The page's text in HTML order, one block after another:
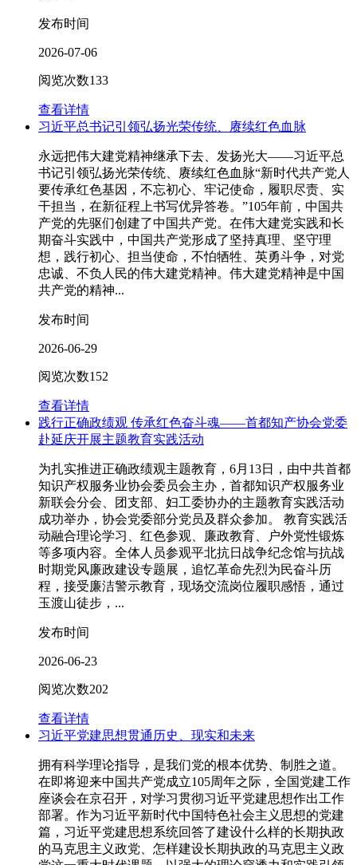
发布时间
2026-07-06
阅览次数133
查看详情
习近平总书记引领弘扬光荣传统、赓续红色血脉
永远把伟大建党精神继承下去、发扬光大——习近平总
书记引领弘扬光荣传统、赓续红色血脉“新时代共产党人
要传承红色基因，不忘初心、牢记使命，履职尽责、实
干担当，在新征程上书写优异答卷。”105年前，中国共
产党的先驱们创建了中国共产党。在伟大建党实践和长
期奋斗实践中，中国共产党形成了坚持真理、坚守理
想，践行初心、担当使命，不怕牺牲、英勇斗争，对党
忠诚、不负人民的伟大建党精神。伟大建党精神是中国
共产党的精神...
发布时间
2026-06-29
阅览次数152
查看详情
践行正确政绩观 传承红色奋斗魂——首都知产协会党委
赴延庆开展主题教育实践活动
为扎实推进正确政绩观主题教育，6月13日，由中共首都
知识产权服务业协会委员会主办，首都知识产权服务业
新联会分会、团支部、妇工委协办的主题教育实践活动
成功举办，协会党委部分党员及群众参加。 教育实践活
动融合理论学习、红色参观、廉政教育、户外党性锻炼
等多项内容。全体人员参观平北抗日战争纪念馆与抗战
时期党风廉政建设专题展，追忆革命先烈为民奋斗历
程，接受廉洁警示教育，现场交流岗位履职感悟，通过
玉渡山徒步，...
发布时间
2026-06-23
阅览次数202
查看详情
习近平党建思想贯通历史、现实和未来
拥有科学理论指导，是我们党的根本优势、制胜之道。
在即将迎来中国共产党成立105周年之际，全国党建工作
座谈会在京召开，对学习贯彻习近平党建思想作出工作
部署。作为习近平新时代中国特色社会主义思想的党建
篇，习近平党建思想系统回答了建设什么样的长期执政
的马克思主义政党、怎样建设长期执政的马克思主义政